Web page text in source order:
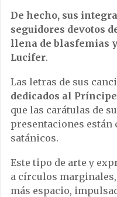
De hecho, sus
seguidores devotos
llena de blasfemias
Lucifer.
Las letras de sus
dedicados al
que las carátulas de
presentaciones están
satánicos.
Este tipo de arte y
a círculos
más espacio,